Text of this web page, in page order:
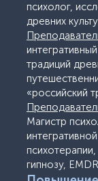
психолог,
древних
традиций
«российский
Магистр
гипнозу,